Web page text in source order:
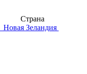
Страна
Новая Зеландия